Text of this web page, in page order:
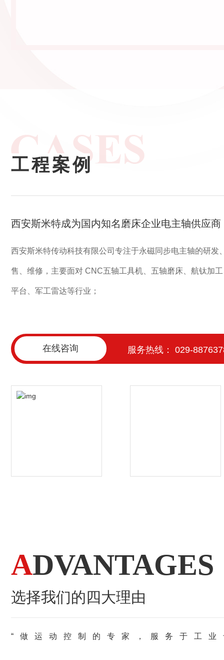
工程案例
西安斯米特成为国内知名磨床企业电主轴供应商
西安斯米特传动科技有限公司专注于永磁同步电主轴的研发
售、维修，主要面对 CNC五轴工具机、五轴磨床、航钛加
平台、军工雷达等行业；
在线咨询 服务热线： 029-
ADVANTAGES
选择我们的四大理由
“做运动控制的专家，服务于工